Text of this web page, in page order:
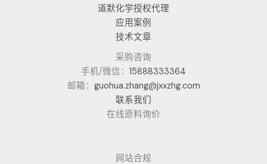
道默化学授权代理
应用案例
技术文章
采购咨询
手机/微信： 15888333364
邮箱： guohua.zhang@jxxzhg.com
联系我们
在线原料询价
网站合规